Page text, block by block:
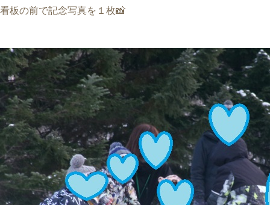
看板の前で記念写真を１枚📸